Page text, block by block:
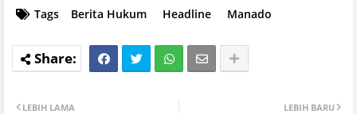
Tags Berita Hukum Headline Manado
LEBIH BARU
LEBIH LAMA